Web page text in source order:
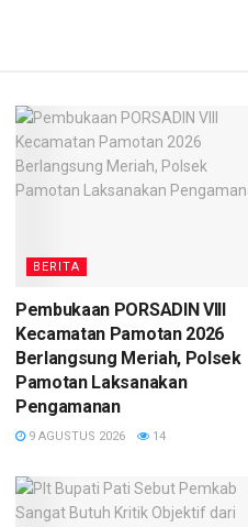
BERITA
Pembukaan PORSADIN VIII
Kecamatan Pamotan 2026
Berlangsung Meriah, Polsek
Pamotan Laksanakan
Pengamanan
9 AGUSTUS 2026 14